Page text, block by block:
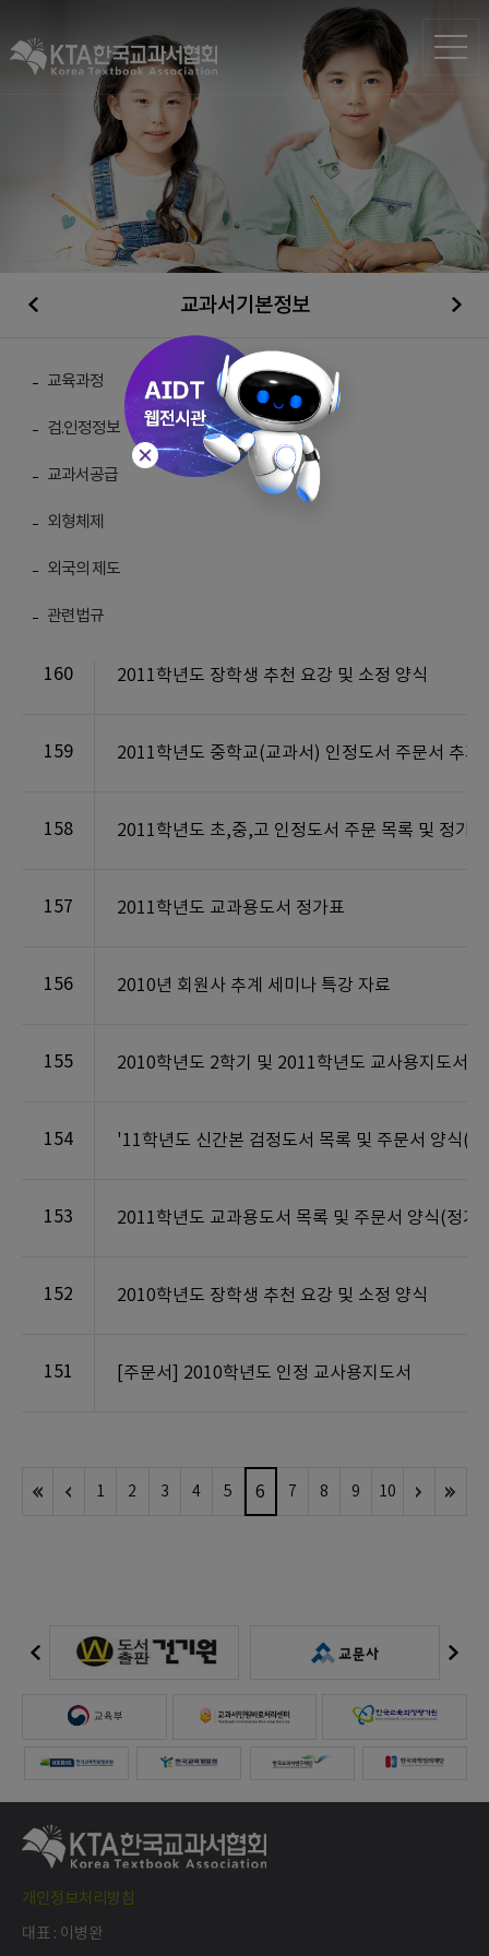
교과서기본정보
교육과정
검.인정정보
교과서공급
외형체제
외국의 제도
관련법규
일반자료실
총 게시물 :210
160 2011학년도 장학생 추천 요강 및 소정 양식
159 2011학년도 중학교(교과서) 인정도서 주문서 추가
158 2011학년도 초,중,고 인정도서 주문 목록 및 정가(
157 2011학년도 교과용도서 정가표
156 2010년 회원사 추계 세미나 특강 자료
155 2010학년도 2학기 및 2011학년도 교사용지도서
154 '11학년도 신간본 검정도서 목록 및 주문서 양식(
153 2011학년도 교과용도서 목록 및 주문서 양식(정가)
152 2010학년도 장학생 추천 요강 및 소정 양식
151 [주문서] 2010학년도 인정 교사용지도서
1 2 3 4 5 6 7 8 9 10
개인정보처리방침
대표 : 이병완